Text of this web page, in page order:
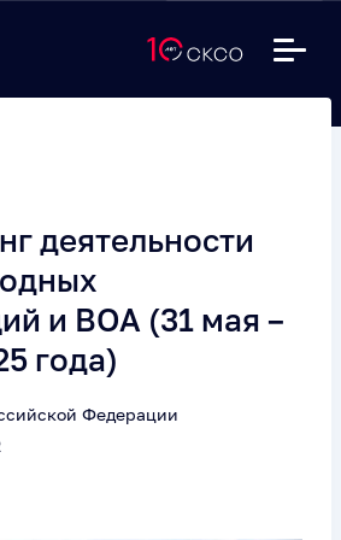
деятельности
и ВОА (31 мая –
года)
Федерации